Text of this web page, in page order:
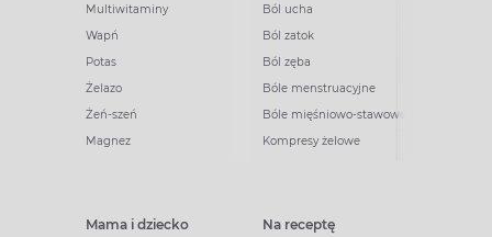
Multiwitaminy
Wapń
Potas
Żelazo
Żeń-szeń
Magnez
Ból ucha
Ból zatok
Ból zęba
Bóle menstruacyjne
Bóle mięśniowo-stawowe
Kompresy żelowe
Mama i dziecko Na receptę